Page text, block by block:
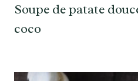
Soupe de patate
coco